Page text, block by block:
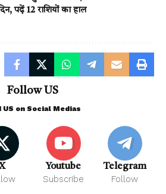
पढ़ें 12 राशियों का हाल
Follow US
US on Social Medias
Youtube
Subscribe
Telegram
Follow